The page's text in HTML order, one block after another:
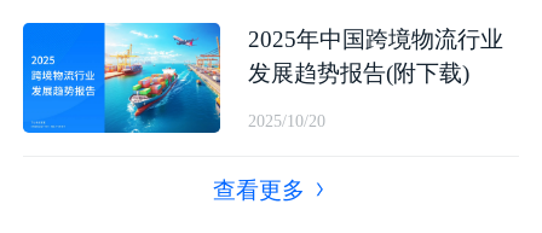
2025年中国跨境物流行业
发展趋势报告(附下载)
2025/10/20
查看更多